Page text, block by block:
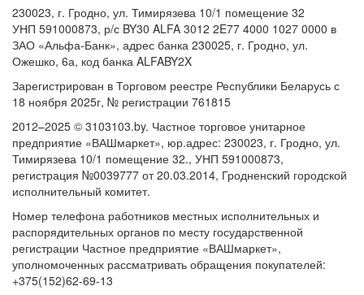
230023, г. Гродно, ул. Тимирязева 10/1 помещение 32
УНП 591000873, р/с BY30 ALFA 3012 2E77 4000 1027 0000 в
ЗАО «Альфа-Банк», адрес банка 230025, г. Гродно, ул.
Ожешко, 6а, код банка ALFABY2X
Зарегистрирован в Торговом реестре Республики Беларусь с
18 ноября 2025г, № регистрации 761815
2012–2025 © 3103103.by. Частное торговое унитарное
предприятие «ВАШмаркет», юр.адрес: 230023, г. Гродно, ул.
Тимирязева 10/1 помещение 32., УНП 591000873,
регистрация №0039777 от 20.03.2014, Гродненский городской
исполнительный комитет.
Номер телефона работников местных исполнительных и
распорядительных органов по месту государственной
регистрации Частное предприятие «ВАШмаркет»,
уполномоченных рассматривать обращения покупателей:
+375(152)62-69-13